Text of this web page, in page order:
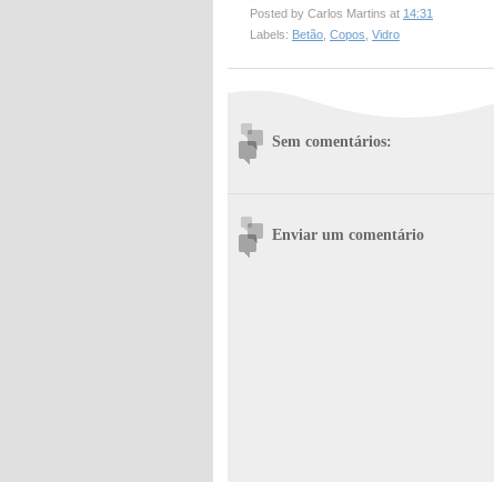
Posted by Carlos Martins at 14:31
Labels: Betão, Copos, Vidro
Sem comentários:
Enviar um comentário